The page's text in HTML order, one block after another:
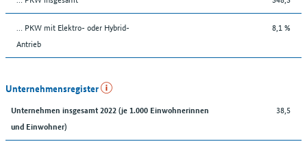
… PKW mit Elektro- oder Hybrid-
Antrieb
8,1 %
Unternehmensregister
Unternehmen insgesamt 2022 (je 1.000 Einwohnerinnen
und Einwohner)
38,5